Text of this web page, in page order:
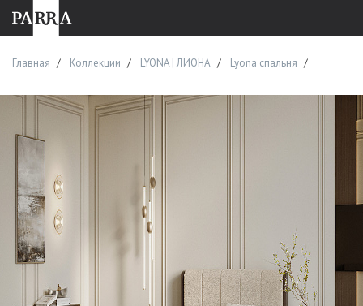
Главная Коллекции LYONA | ЛИОНА Lyona спальня